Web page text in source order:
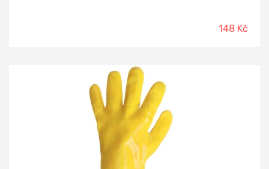
148 Kč